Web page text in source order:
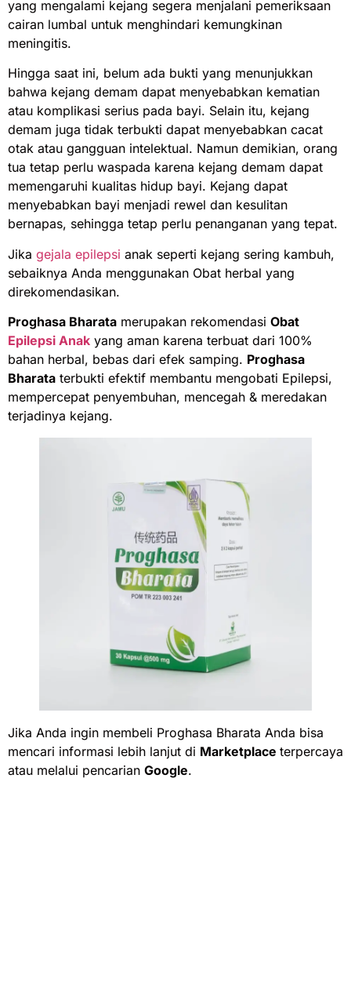
yang mengalami kejang segera menjalani pemeriksaan
cairan lumbal untuk menghindari kemungkinan
meningitis.
Hingga saat ini, belum ada bukti yang menunjukkan
bahwa kejang demam dapat menyebabkan kematian
atau komplikasi serius pada bayi. Selain itu, kejang
demam juga tidak terbukti dapat menyebabkan cacat
otak atau gangguan intelektual. Namun demikian, orang
tua tetap perlu waspada karena kejang demam dapat
memengaruhi kualitas hidup bayi. Kejang dapat
menyebabkan bayi menjadi rewel dan kesulitan
bernapas, sehingga tetap perlu penanganan yang tepat.
Jika gejala epilepsi anak seperti kejang sering kambuh,
sebaiknya Anda menggunakan Obat herbal yang
direkomendasikan.
Proghasa Bharata merupakan rekomendasi Obat
Epilepsi Anak yang aman karena terbuat dari 100%
bahan herbal, bebas dari efek samping. Proghasa
Bharata terbukti efektif membantu mengobati Epilepsi,
mempercepat penyembuhan, mencegah & meredakan
terjadinya kejang.
Jika Anda ingin membeli Proghasa Bharata Anda bisa
mencari informasi lebih lanjut di Marketplace terpercaya
atau melalui pencarian Google.